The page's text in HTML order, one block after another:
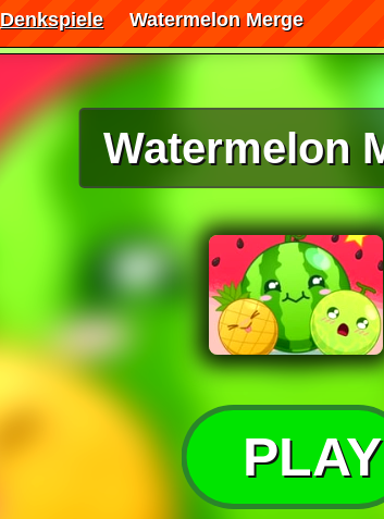
Denkspiele Watermelon Merge
Watermelon
PLAY